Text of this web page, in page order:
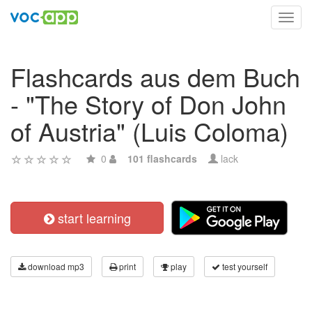
Flashcards aus dem Buch
- "The Story of Don John
of Austria" (Luis Coloma)
0 101 flashcards lack
start learning
download mp3 print play test yourself